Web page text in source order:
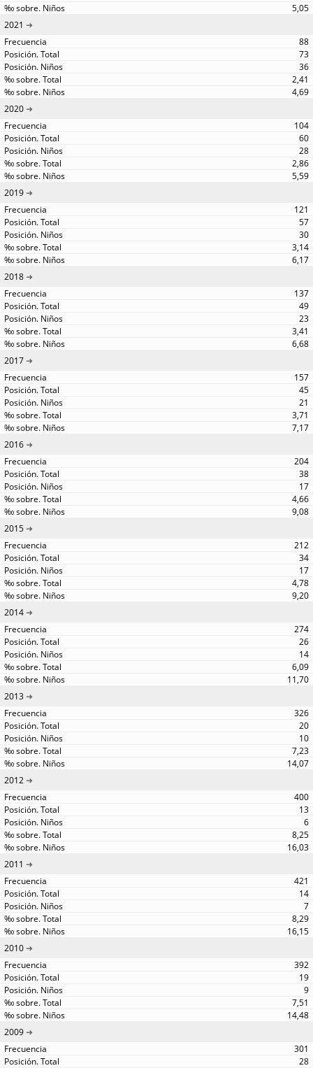
5,05
2021
88
73
36
2,41
4,69
2020
104
60
28
2,86
5,59
2019
121
57
30
3,14
6,17
2018
137
49
23
3,41
6,68
2017
157
45
21
3,71
7,17
2016
204
38
17
4,66
9,08
2015
212
34
17
4,78
9,20
2014
274
26
14
6,09
11,70
2013
326
20
10
7,23
14,07
2012
400
13
6
8,25
16,03
2011
421
14
7
8,29
16,15
2010
392
19
9
7,51
14,48
2009
301
28